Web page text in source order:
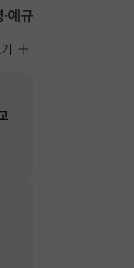
행정예고
예규